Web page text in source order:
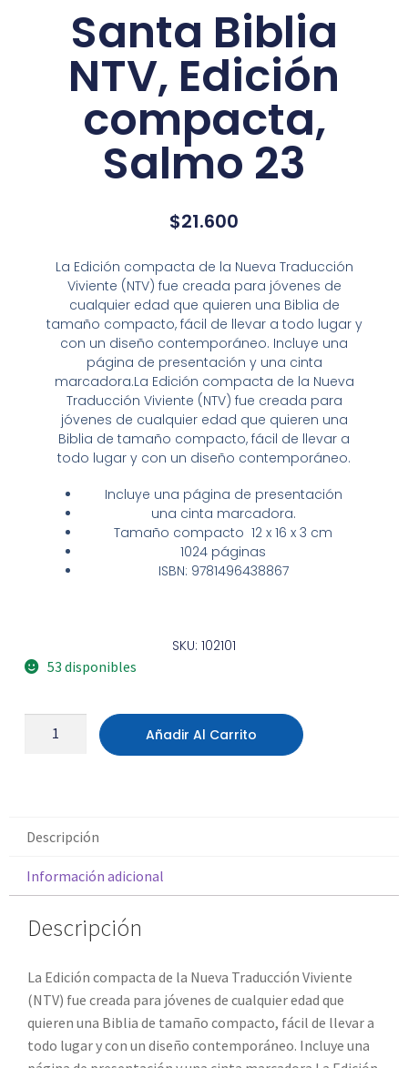
Santa Biblia
NTV, Edición
compacta,
Salmo 23
$21.600
La Edición compacta de la Nueva Traducción
Viviente (NTV) fue creada para jóvenes de
cualquier edad que quieren una Biblia de
tamaño compacto, fácil de llevar a todo lugar y
con un diseño contemporáneo. Incluye una
página de presentación y una cinta
marcadora.La Edición compacta de la Nueva
Traducción Viviente (NTV) fue creada para
jóvenes de cualquier edad que quieren una
Biblia de tamaño compacto, fácil de llevar a
todo lugar y con un diseño contemporáneo.
Incluye una página de presentación
una cinta marcadora.
Tamaño compacto 12 x 16 x 3 cm
1024 páginas
ISBN: 9781496438867
SKU: 102101
53 disponibles
Añadir Al Carrito
Descripción
Información adicional
Descripción
La Edición compacta de la Nueva Traducción Viviente
(NTV) fue creada para jóvenes de cualquier edad que
quieren una Biblia de tamaño compacto, fácil de llevar a
todo lugar y con un diseño contemporáneo. Incluye una